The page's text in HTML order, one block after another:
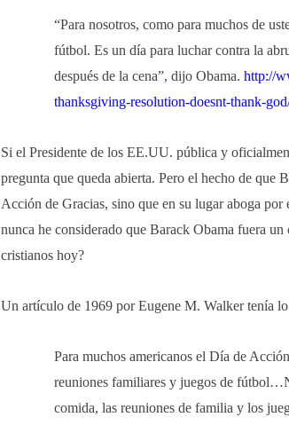
“Para nosotros, como para muchos de
fútbol. Es un día para luchar contra la
después de la cena”, dijo Obama. http://
thanksgiving-resolution-doesnt-thank-
Si el Presidente de los EE.UU. pública y
pregunta que queda abierta. Pero el hecho de que
Acción de Gracias, sino que en su lugar aboga
nunca he considerado que Barack Obama fuera
cristianos hoy?
Un artículo de 1969 por Eugene M. Walker tenía
Para muchos americanos el Día de
reuniones familiares y juegos de
comida, las reuniones de familia y los